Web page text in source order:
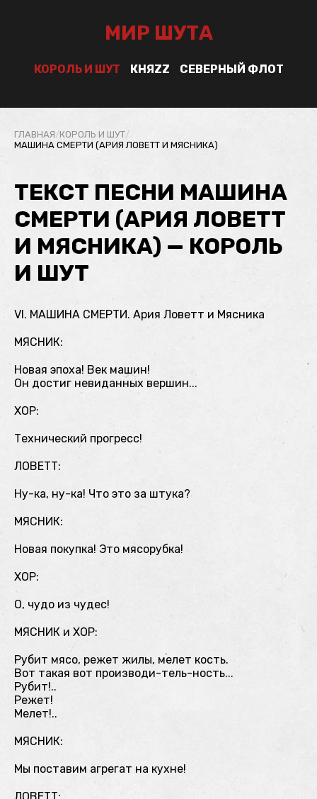
МИР ШУТА
КОРОЛЬ И ШУТ КНЯZZ СЕВЕРНЫЙ ФЛОТ
ГЛАВНАЯ/КОРОЛЬ И ШУТ/
МАШИНА СМЕРТИ (АРИЯ ЛОВЕТТ И МЯСНИКА)
ТЕКСТ ПЕСНИ МАШИНА
СМЕРТИ (АРИЯ ЛОВЕТТ
И МЯСНИКА) — КОРОЛЬ
И ШУТ
VI. МАШИНА СМЕРТИ. Ария Ловетт и Мясника
МЯСНИК:
Новая эпоха! Век машин!
Он достиг невиданных вершин...
ХОР:
Технический прогресс!
ЛОВЕТТ:
Ну-ка, ну-ка! Что это за штука?
МЯСНИК:
Новая покупка! Это мясорубка!
ХОР:
О, чудо из чудес!
МЯСНИК и ХОР:
Рубит мясо, режет жилы, мелет кость.
Вот такая вот производи-тель-ность...
Рубит!..
Режет!
Мелет!..
МЯСНИК:
Мы поставим агрегат на кухне!